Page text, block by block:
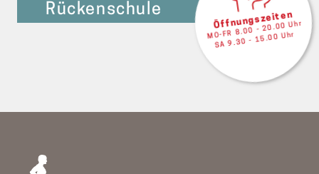
Rückenschule
Öffnungszeiten
MO-FR 8.00 - 20.00 Uhr
SA 9.30 - 15.00 Uhr